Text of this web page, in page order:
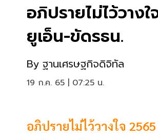
อภิปรายไม่ไว้วาง
ยูเอ็น-ขัดรธน.
By ฐานเศรษฐกิจดิจิทัล
19 ก.ค. 65 | 07:25 น.
อภิปรายไม่ไว้วางใจ